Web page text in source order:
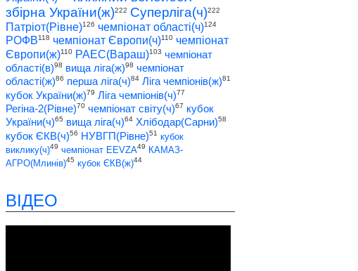
збірна України(ж)222 Суперліга(ч)222
Патріот(Рівне)126 чемпіонат області(ч)124
РОФВ118 чемпіонат Європи(ч)110 чемпіонат
Європи(ж)110 РАЕС(Вараш)103 чемпіонат
області(в)98 вища ліга(ж)98 чемпіонат
області(ж)86 перша ліга(ч)84 Ліга чемпіонів(ж)81
кубок України(ж)79 Ліга чемпіонів(ч)77
Регіна-2(Рівне)70 чемпіонат світу(ч)67 кубок
України(ч)65 вища ліга(ч)64 Хлібодар(Сарни)58
кубок ЄКВ(ч)56 НУВГП(Рівне)51 кубок
виклику(ч)49 чемпіонат EEVZA49
КАМАЗ-
АГРО(Млинів)45 кубок ЄКВ(ж)44
ВІДЕО